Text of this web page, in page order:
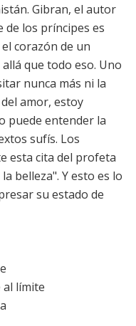
Gibran, el autor
de los príncipes es
corazón de un
que todo eso. Uno
nunca más ni la
amor, estoy
puede entender la
sufís. Los
esta cita del profeta
belleza". Y esto es lo
su estado de
al límite